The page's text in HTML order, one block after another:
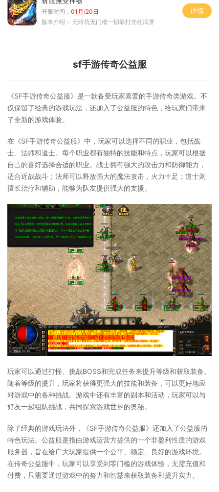
开服时间： 01月/20日
版本介绍： 无暗坑无门槛一切靠打光柱满屏
详情
sf手游传奇公益服
《SF手游传奇公益服》是一款备受玩家喜爱的手游传奇类游戏。不
仅保留了经典的游戏玩法，还加入了公益服的特色，给玩家们带来
了全新的游戏体验。
在《SF手游传奇公益服》中，玩家可以选择不同的职业，包括战
士、法师和道士。每个职业都有独特的技能和特点，玩家可以根据
自己的喜好选择合适的职业。战士拥有强大的攻击力和防御能力，
适合近战战斗；法师可以释放强大的魔法攻击，火力十足；道士则
擅长治疗和辅助，能够为队友提供强大的支援。
玩家可以通过打怪、挑战BOSS和完成任务来提升等级和获取装备。
随着等级的提升，玩家将获得更强大的技能和装备，可以更好地应
对游戏中的各种挑战。游戏中还有丰富的副本和活动，玩家可以与
好友一起组队挑战，共同探索游戏世界的奥秘。
除了经典的游戏玩法外，《SF手游传奇公益服》还加入了公益服的
特色玩法。公益服是指由游戏运营方提供的一个非盈利性质的游戏
服务器，旨在给广大玩家提供一个公平、稳定、良好的游戏环境。
在传奇公益服中，玩家可以享受到零门槛的游戏体验，无需充值和
付费，只需要通过游戏中的努力和智慧来获取装备和提升实力。